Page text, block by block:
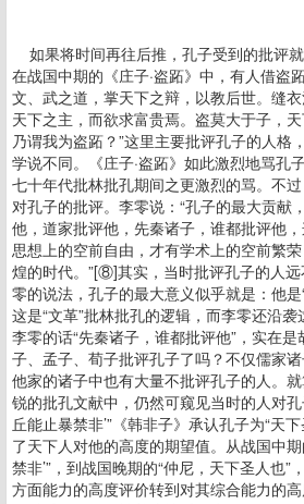
如果将时间再往后推，孔子受到的批评
在战国中期的《庄子·盗跖》中，有人借盗
文、武之道，掌天下之辩，以教后世。缝
天下之主，而欲求富贵焉。盗莫大于子，
乃谓我为盗跖？”这里主要批评孔子的人格
学说不同。《庄子·盗跖》如此激烈地骂孔
七十年代批林批孔期间之更激烈的骂。不
对孔子的批评。李零说：“孔子的最大贡献
他，道家批评他，先秦诸子，谁都批评他
思想上的空前自由，才有学术上的空前繁
煌的时代。”[⑧]其实，当时批评孔子的人
零的说法，孔子的最大意义似乎就是：他是
这是“文革”批林批孔的逻辑，而李零还沿袭
李零的话“先秦诸子，谁都批评他”，实在
子、孟子、荀子批评孔子了吗？不仅儒家
他家的诸子中也有大量不批评孔子的人。
锐的批孔文献中，仍然可窥见当时的人对
丘能止暴禁非’”《韩非子》承认孔子为“天
了天下人对他的高度的期望值。从战国中期
禁非’”，到战国晚期的“仲尼，天下圣人也
方面能力的高度评价转到对其综合能力的